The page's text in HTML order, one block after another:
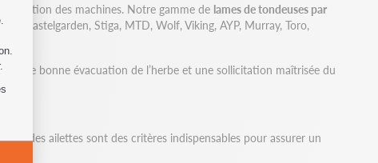
des machines. Notre gamme de lames de tondeuses par
Castelgarden, Stiga, MTD, Wolf, Viking, AYP, Murray, Toro,
, une bonne évacuation de l’herbe et une sollicitation maîtrisée du
des ailettes sont des critères indispensables pour assurer un